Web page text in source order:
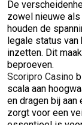
De
zowel nieuwe
houden de
legale status van
inzetten. Dit
beproeven.
Scoripro Casino
scala aan
en dragen bij
zorgt voor een